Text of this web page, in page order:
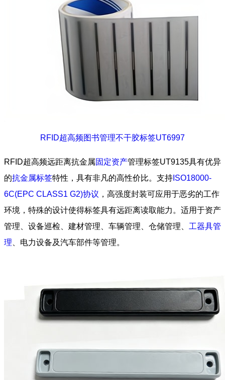
RFID超高频图书管理不干胶标签UT6997
RFID超高频远距离抗金属固定资产管理标签UT9135具有优异
的抗金属标签特性，具有非凡的高性价比。支持 ISO18000-
6C(EPC CLASS1 G2)协议 ，高强度封装可应用于恶劣的工作
环境，特殊的设计使得标签具有远距离读取能力。适用于资产
管理、设备巡检、建材管理、车辆管理、仓储管理、 工器具管
理 、电力设备及汽车部件等管理。